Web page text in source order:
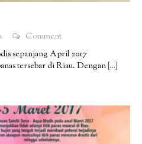
Comment
sepanjang April 2017
tersebar di Riau. Dengan […]